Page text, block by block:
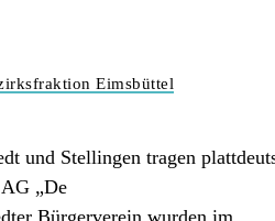
Eimsbüttel
und Stellingen tragen
„De
Bürgerverein wurden im